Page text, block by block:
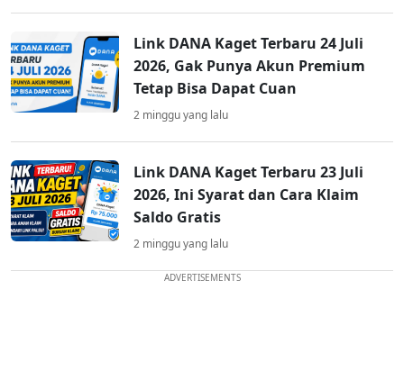
Link DANA Kaget Terbaru 24 Juli
2026, Gak Punya Akun Premium
Tetap Bisa Dapat Cuan
2 minggu yang lalu
Link DANA Kaget Terbaru 23 Juli
2026, Ini Syarat dan Cara Klaim
Saldo Gratis
2 minggu yang lalu
ADVERTISEMENTS